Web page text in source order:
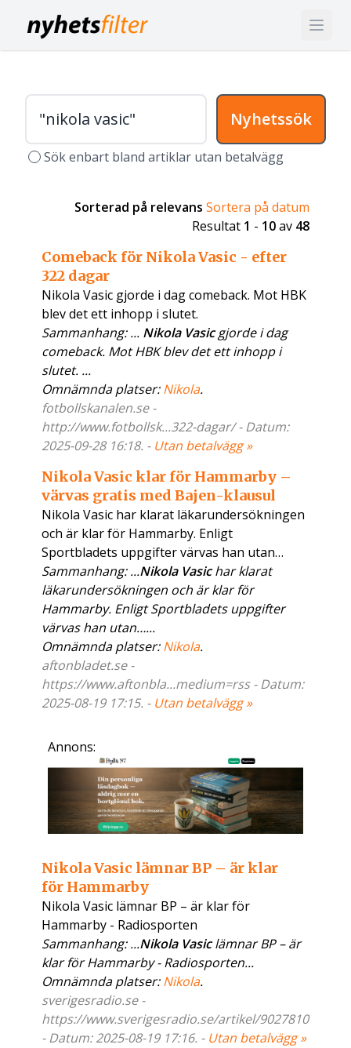
Nyhetssök
Sök enbart bland artiklar utan betalvägg
Sorterad på relevans Sortera på datum
Resultat 1 - 10av 48
Comeback för Nikola Vasic - efter
322 dagar
Nikola Vasic gjorde i dag comeback. Mot HBK
blev det ett inhopp i slutet.
Sammanhang: ... Nikola Vasicgjorde i dag
comeback. Mot HBK blev det ett inhopp i
slutet. ...
Omnämnda platser:Nikola.
fotbollskanalen.se -
http://www.fotbollsk...322-dagar/ - Datum:
2025-09-28 16:18. - Utan betalvägg »
Nikola Vasic klar för Hammarby –
värvas gratis med Bajen-klausul
Nikola Vasic har klarat läkarundersökningen
och är klar för Hammarby. Enligt
Sportbladets uppgifter värvas han utan…
Sammanhang: ...Nikola Vasichar klarat
läkarundersökningen och är klar för
Hammarby. Enligt Sportbladets uppgifter
värvas han utan…...
Omnämnda platser:Nikola.
aftonbladet.se -
https://www.aftonbla...medium=rss - Datum:
2025-08-19 17:15. - Utan betalvägg »
Annons:
Nikola Vasic lämnar BP – är klar
för Hammarby
Nikola Vasic lämnar BP – är klar för
Hammarby - Radiosporten
Sammanhang: ...Nikola Vasiclämnar BP – är
klar för Hammarby - Radiosporten...
Omnämnda platser:Nikola.
sverigesradio.se -
https://www.sverigesradio.se/artikel/9027810
- Datum: 2025-08-19 17:16. - Utan betalvägg »